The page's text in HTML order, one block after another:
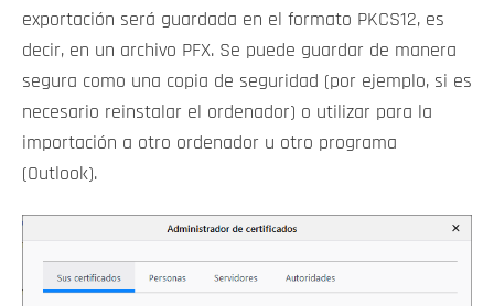
exportación será guardada en el formato PKCS12, es
decir, en un archivo PFX. Se puede guardar de manera
segura como una copia de seguridad (por ejemplo, si es
necesario reinstalar el ordenador) o utilizar para la
importación a otro ordenador u otro programa
(Outlook).